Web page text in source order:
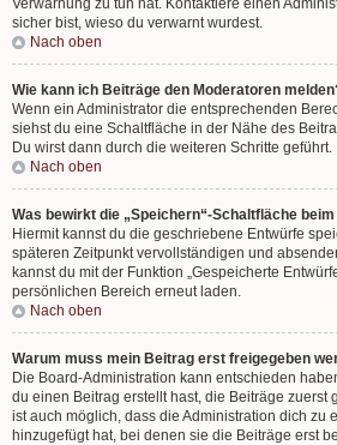
Verwarnung zu tun hat. Kontaktiere einen
sicher bist, wieso du verwarnt wurdest.
Nach oben
Wie kann ich Beiträge den Moderatoren
Wenn ein Administrator die entsprechenden
siehst du eine Schaltfläche in der Nähe des
Du wirst dann durch die weiteren Schritte geführt.
Nach oben
Was bewirkt die „Speichern“-Schaltfläche
Hiermit kannst du die geschriebene Entwürfe
späteren Zeitpunkt vervollständigen und
kannst du mit der Funktion „Gespeicherte
persönlichen Bereich erneut laden.
Nach oben
Warum muss mein Beitrag erst freigegeben
Die Board-Administration kann entschieden
du einen Beitrag erstellt hast, die Beiträge zuerst
ist auch möglich, dass die Administration dich zu
hinzugefügt hat, bei denen sie die Beiträge erst